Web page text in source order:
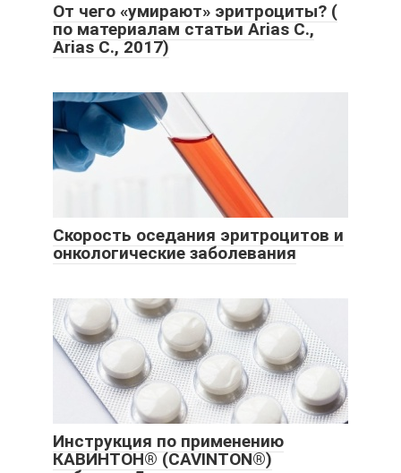
От чего «умирают» эритроциты? (
по материалам статьи Arias С.,
Arias С., 2017)
Скорость оседания эритроцитов и
онкологические заболевания
Инструкция по применению
КАВИНТОН® (CAVINTON®)